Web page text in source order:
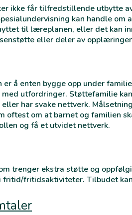
ikke får tilfredstillende utbytte
kan handle om
til læreplanen, eller det kan
eller deler av
å enten bygge opp under
utfordringer. Støttefamilie
har svake nettverk.
oftest om at barnet og familien
og få et utvidet nettverk.
trenger ekstra støtte og
fritid/fritidsaktiviteter. Tilbudet